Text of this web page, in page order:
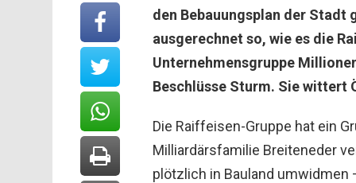
den Bebauungsplan der Stadt
ausgerechnet so, wie es die
Unternehmensgruppe
Beschlüsse Sturm. Sie wittert
Die Raiffeisen-Gruppe hat ein
Milliardärsfamilie Breiteneder
plötzlich in Bauland umwidmen